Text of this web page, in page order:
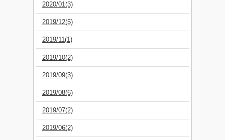
2020/01(3)
2019/12(5)
2019/11(1)
2019/10(2)
2019/09(3)
2019/08(6)
2019/07(2)
2019/06(2)